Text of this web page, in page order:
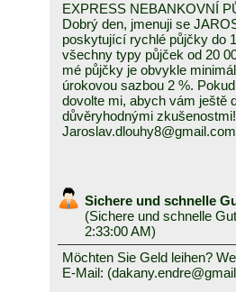
EXPRESS NEBANKOVNÍ
Dobrý den, jmenuji se
poskytující rychlé půjčky do
všechny typy půjček od 20
mé půjčky je obvykle
úrokovou sazbou 2 %.
dovolte mi, abych vám ještě
důvěryhodnými
Jaroslav.dlouhy8@gmail.com
Sichere und schnelle
(Sichere und schnelle
2:33:00 AM)
Möchten Sie Geld leihen?
E-Mail: